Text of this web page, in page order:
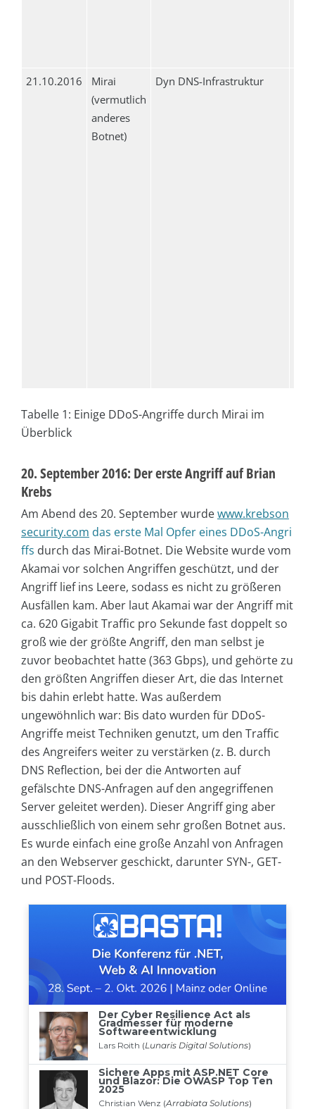
21.10.2016
Mirai
(vermutlich
anderes
Botnet)
Dyn DNS-Infrastruktur
Tabelle 1: Einige DDoS-Angriffe durch Mirai im
Überblick
20. September 2016: Der erste Angriff auf Brian
Krebs
Am Abend des 20. September wurdewww.krebson
security.com das erste Mal Opfer eines DDoS-Angri
ffs durch das Mirai-Botnet. Die Website wurde vom
Akamai vor solchen Angriffen geschützt, und der
Angriff lief ins Leere, sodass es nicht zu größeren
Ausfällen kam. Aber laut Akamai war der Angriff mit
ca. 620 Gigabit Traffic pro Sekunde fast doppelt so
groß wie der größte Angriff, den man selbst je
zuvor beobachtet hatte (363 Gbps), und gehörte zu
den größten Angriffen dieser Art, die das Internet
bis dahin erlebt hatte. Was außerdem
ungewöhnlich war: Bis dato wurden für DDoS-
Angriffe meist Techniken genutzt, um den Traffic
des Angreifers weiter zu verstärken (z. B. durch
DNS Reflection, bei der die Antworten auf
gefälschte DNS-Anfragen auf den angegriffenen
Server geleitet werden). Dieser Angriff ging aber
ausschließlich von einem sehr großen Botnet aus.
Es wurde einfach eine große Anzahl von Anfragen
an den Webserver geschickt, darunter SYN-, GET-
und POST-Floods.